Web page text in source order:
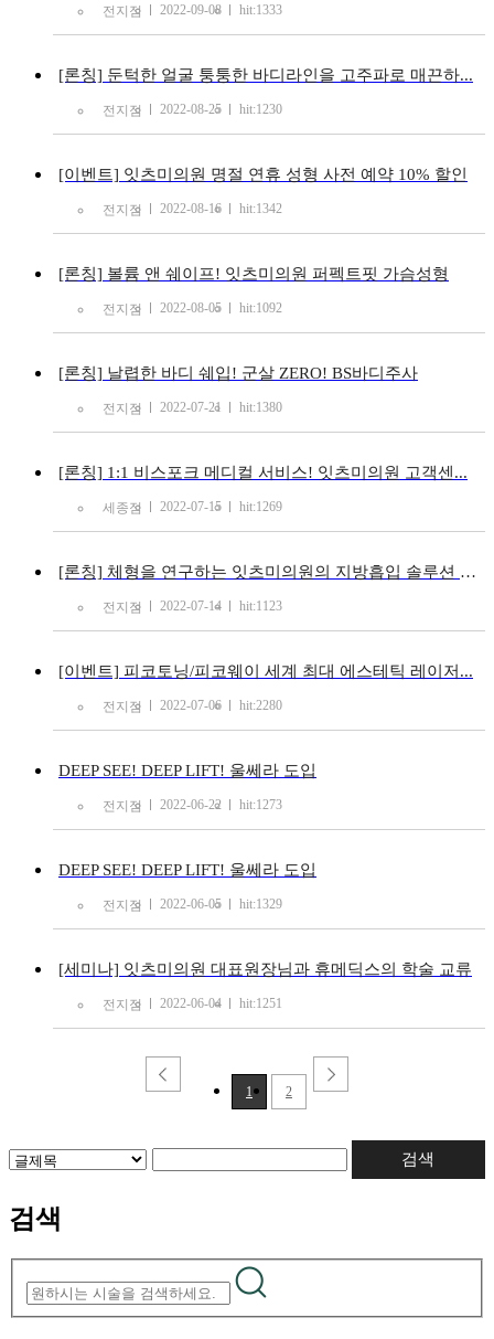
전지점 2022-09-08 hit:1333
[론칭] 둔턱한 얼굴 퉁퉁한 바디라인을 고주파로 매끈하...
전지점 2022-08-25 hit:1230
[이벤트] 잇츠미의원 명절 연휴 성형 사전 예약 10% 할인
전지점 2022-08-16 hit:1342
[론칭] 볼륨 앤 쉐이프! 잇츠미의원 퍼펙트핏 가슴성형
전지점 2022-08-05 hit:1092
[론칭] 날렵한 바디 쉐입! 군살 ZERO! BS바디주사
전지점 2022-07-21 hit:1380
[론칭] 1:1 비스포크 메디컬 서비스! 잇츠미의원 고객센...
세종점 2022-07-15 hit:1269
[론칭] 체형을 연구하는 잇츠미의원의 지방흡입 솔루션 GO!
전지점 2022-07-14 hit:1123
[이벤트] 피코토닝/피코웨이 세계 최대 에스테틱 레이저...
전지점 2022-07-06 hit:2280
DEEP SEE! DEEP LIFT! 울쎄라 도입
전지점 2022-06-22 hit:1273
DEEP SEE! DEEP LIFT! 울쎄라 도입
전지점 2022-06-05 hit:1329
[세미나] 잇츠미의원 대표원장님과 휴메딕스의 학술 교류
전지점 2022-06-04 hit:1251
1 2
검색